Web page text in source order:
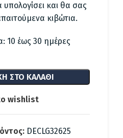
και θα σας
κιβώτια.
10 έως 30 ημέρες
ΣΤΟ ΚΑΛΆΘΙ
wishlist
DECLG32625